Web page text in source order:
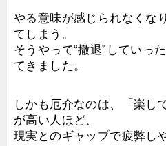
やる意味が感じられなくな
てしまう。
そうやって“撤退”していっ
てきました。
しかも厄介なのは、「楽し
が高い人ほど、
現実とのギャップで疲弊し